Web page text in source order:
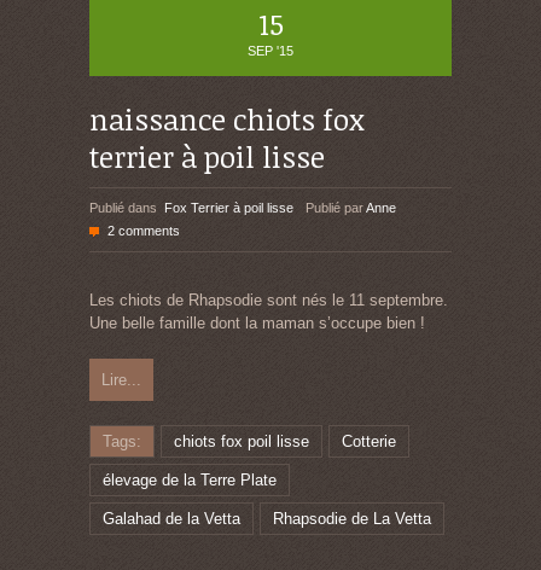
15
SEP '15
naissance chiots fox
terrier à poil lisse
Publié dans Fox Terrier à poil lisse Publié parAnne
2 comments
Les chiots de Rhapsodie sont nés le 11 septembre.
Une belle famille dont la maman s’occupe bien !
Lire...
Tags: chiots fox poil lisse Cotterie
élevage de la Terre Plate
Galahad de la Vetta Rhapsodie de La Vetta